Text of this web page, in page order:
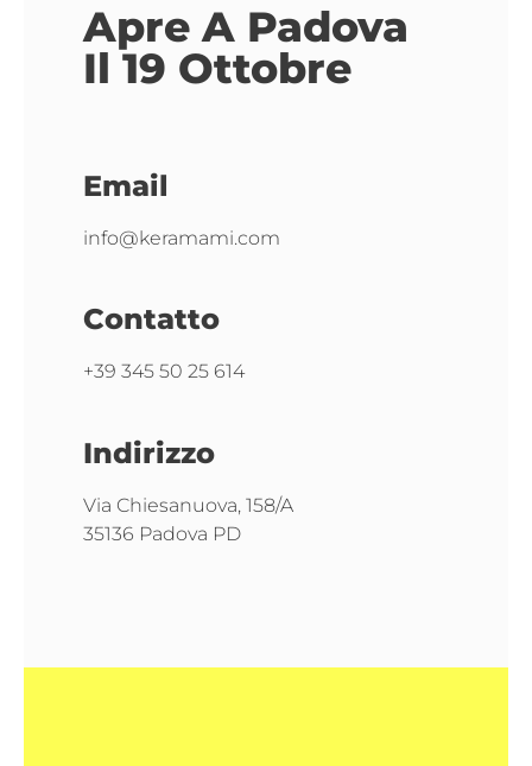
Apre A Padova
Il 19 Ottobre
Email
info@keramami.com
Contatto
+39 345 50 25 614
Indirizzo
Via Chiesanuova, 158/A
35136 Padova PD